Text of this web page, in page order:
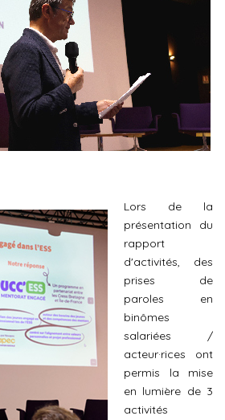
Lors de la
présentation du
rapport
d'activités, des
prises de
paroles en
binômes
salariées /
acteur·rices ont
permis la mise
en lumière de 3
activités